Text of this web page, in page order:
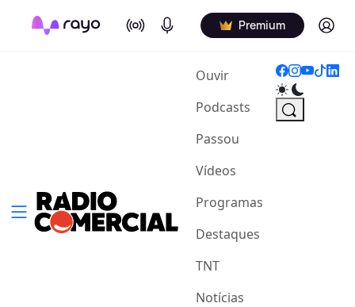
On Air Podcasts Premium Log in
Ouvir(current)
Podcasts
Passou
Vídeos
Programas
Destaques
TNT
Notícias